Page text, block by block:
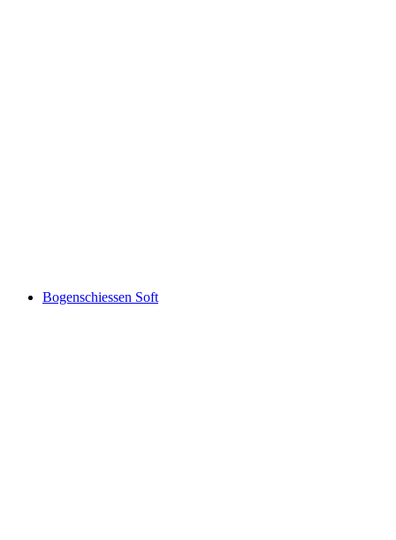
Bogenschiessen Soft